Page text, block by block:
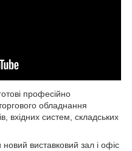
професійно
обладнання
вхідних систем, складських
виставковий зал і офіс